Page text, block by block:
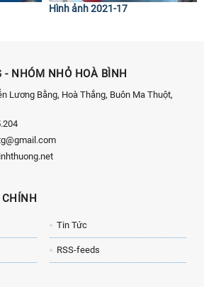
Hình ảnh 2021-17
- NHÓM NHỎ HOÀ BÌNH
Lương Bằng, Hoà Thắng, Buôn Ma Thuột,
Tin Tức
RSS-feeds